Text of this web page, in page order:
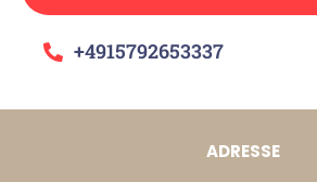
+4915792653337
ADRESSE